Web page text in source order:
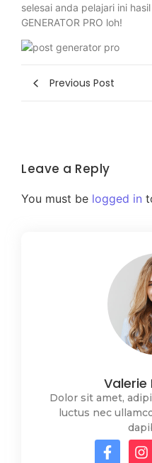
selesai anda pelajari ini
GENERATOR PRO loh!
Previous Post
Leave a Reply
You must be logged in
Valerie
Dolor sit amet,
luctus nec